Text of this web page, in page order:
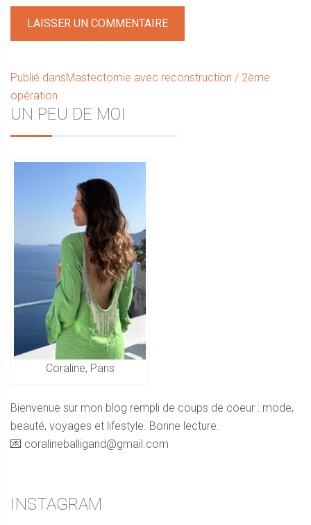
Navigation
de
l’article
Publié dansMastectomie avec reconstruction / 2ème
opération
Sidebar
UN PEU DE MOI
Coraline, Paris
Bienvenue sur mon blog rempli de coups de coeur : mode,
beauté, voyages et lifestyle. Bonne lecture.
💌 coralineballigand@gmail.com
INSTAGRAM